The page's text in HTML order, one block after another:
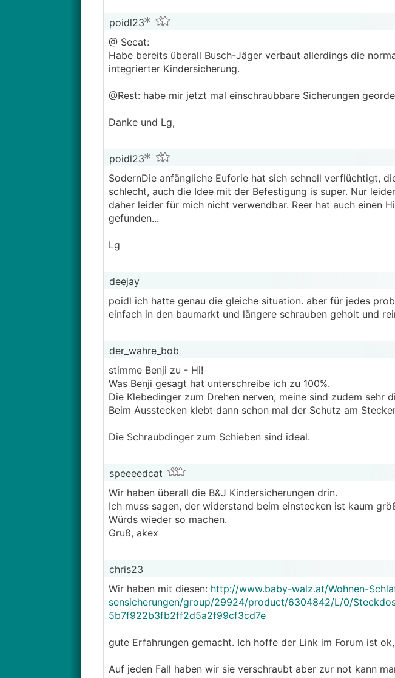
poidl23
@ Secat:
Habe bereits überall Busch-Jäger verbaut allerdings die
integrierter Kindersicherung.
@Rest: habe mir jetzt mal einschraubbare Sicherungen
Danke und Lg,
poidl23
SodernDie anfängliche Euforie hat sich schnell verflüchtigt,
schlecht, auch die Idee mit der Befestigung is super. Nur
daher leider für mich nicht verwendbar. Reer hat auch einen
gefunden...
Lg
deejay
poidl ich hatte genau die gleiche situation. aber für jedes
einfach in den baumarkt und längere schrauben geholt und
der_wahre_bob
stimme Benji zu - Hi!
Was Benji gesagt hat unterschreibe ich zu 100%.
Die Klebedinger zum Drehen nerven, meine sind zudem sehr
Beim Ausstecken klebt dann schon mal der Schutz am
Die Schraubdinger zum Schieben sind ideal.
speeeedcat
Wir haben überall die B&J Kindersicherungen drin.
Ich muss sagen, der widerstand beim einstecken ist kaum
Würds wieder so machen.
Gruß, akex
chris23
Wir haben mit diesen: http://www.baby-walz.at/Wohnen-
sensicherungen/group/29924/product/6304842/L/0/
5b7f922b3fb2ff2d5a2f99cf3cd7e
gute Erfahrungen gemacht. Ich hoffe der Link im Forum ist
Auf jeden Fall haben wir sie verschraubt aber zur not kann